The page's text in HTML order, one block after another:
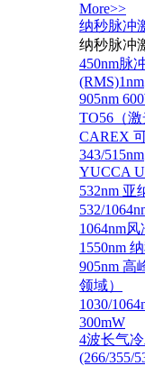
More>>
纳秒脉冲
纳秒脉冲
450nm脉
(RMS)1nm
905nm
TO56（激
CAREX
343/515nm
YUCCA
532nm 亚
532/
1064nm
1550nm
905nm 高
领域）
1030/
300mW
4波长气
(266/355/